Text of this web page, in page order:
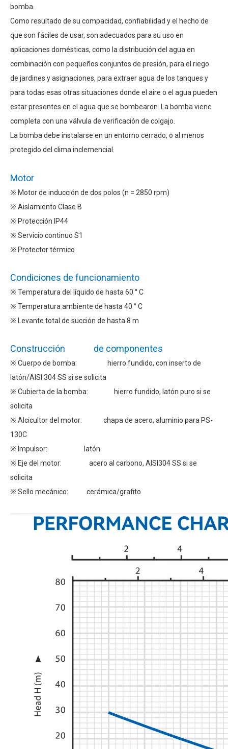
bomba.
Como resultado de su compacidad, confiabilidad y el hecho de
que son fáciles de usar, son adecuados para su uso en
aplicaciones domésticas, como la distribución del agua en
combinación con pequeños conjuntos de presión, para el riego
de jardines y asignaciones, para extraer agua de los tanques y
para todas esas otras situaciones donde el aire o el agua pueden
estar presentes en el agua que se bombearon. La bomba viene
completa con una válvula de verificación de colgajo.
La bomba debe instalarse en un entorno cerrado, o al menos
protegido del clima inclemencial.
Motor
※ Motor de inducción de dos polos (n = 2850 rpm)
※ Aislamiento Clase B
※ Protección IP44
※ Servicio continuo S1
※ Protector térmico
Condiciones de funcionamiento
※ Temperatura del líquido de hasta 60 ° C
※ Temperatura ambiente de hasta 40 ° C
※ Levante total de succión de hasta 8 m
Construcción de componentes
※ Cuerpo de bomba: hierro fundido, con inserto de
latón/AISI 304 SS si se solicita
※ Cubierta de la bomba: hierro fundido, latón puro si se
solicita
※ Alcicultor del motor: chapa de acero, aluminio para PS-
130C
※ Impulsor: latón
※ Eje del motor: acero al carbono, AISI304 SS si se
solicita
※ Sello mecánico: cerámica/grafito